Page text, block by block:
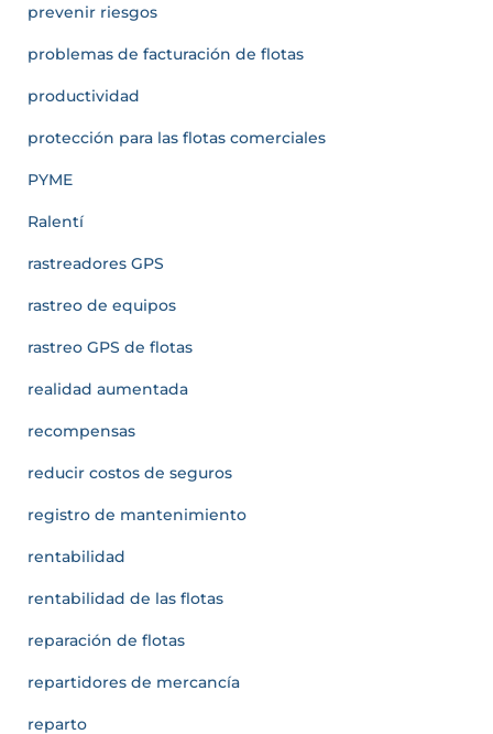
prevenir riesgos
problemas de facturación de flotas
productividad
protección para las flotas comerciales
PYME
Ralentí
rastreadores GPS
rastreo de equipos
rastreo GPS de flotas
realidad aumentada
recompensas
reducir costos de seguros
registro de mantenimiento
rentabilidad
rentabilidad de las flotas
reparación de flotas
repartidores de mercancía
reparto